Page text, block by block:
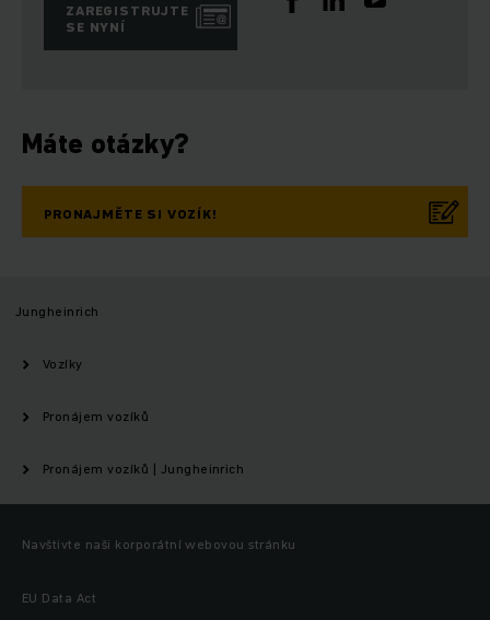
ZAREGISTRUJTE
SE NYNÍ
Máte otázky?
PRONAJMĚTE SI VOZÍK!
Jungheinrich
Vozíky
Pronájem vozíků
Pronájem vozíků | Jungheinrich
Navštivte naši korporátní webovou stránku
EU Data Act